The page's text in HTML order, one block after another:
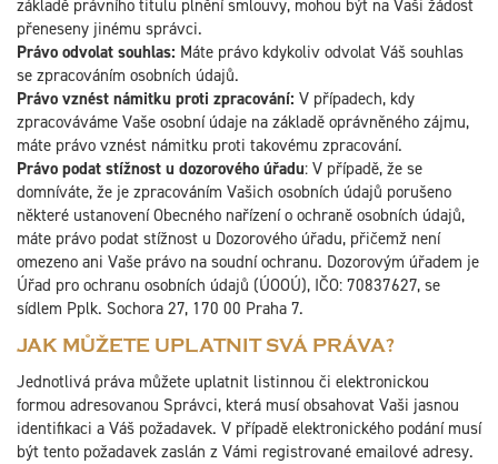
základě právního titulu plnění smlouvy, mohou být na Vaši žádost
přeneseny jinému správci.
Právo odvolat souhlas: Máte právo kdykoliv odvolat Váš souhlas
se zpracováním osobních údajů.
Právo vznést námitku proti zpracování: V případech, kdy
zpracováváme Vaše osobní údaje na základě oprávněného zájmu,
máte právo vznést námitku proti takovému zpracování.
Právo podat stížnost u dozorového úřadu: V případě, že se
domníváte, že je zpracováním Vašich osobních údajů porušeno
některé ustanovení Obecného nařízení o ochraně osobních údajů,
máte právo podat stížnost u Dozorového úřadu, přičemž není
omezeno ani Vaše právo na soudní ochranu. Dozorovým úřadem je
Úřad pro ochranu osobních údajů (ÚOOÚ), IČO: 70837627, se
sídlem Pplk. Sochora 27, 170 00 Praha 7.
JAK MŮŽETE UPLATNIT SVÁ PRÁVA?
Jednotlivá práva můžete uplatnit listinnou či elektronickou
formou adresovanou Správci, která musí obsahovat Vaši jasnou
identifikaci a Váš požadavek. V případě elektronického podání musí
být tento požadavek zaslán z Vámi registrované emailové adresy.